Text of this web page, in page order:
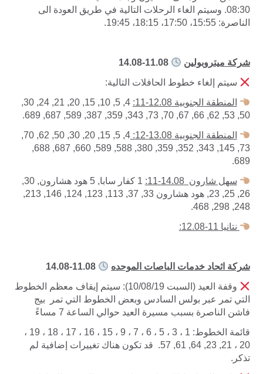
08:30. وسيتم الغاء الرحلات التالية في طريق العودة الى
الناصرة: 15:55، 17:50، 18:15، 19:45.
شركة ميتروبولين
11.08-14.08
سيتم إلغاء خطوط الحافلات التالية:
المنطقة الجنوبية 12.08-11:
4, 5, 10, 15, 20, 21, 24, 30,
50, 53, 62, 66, 67, 70, 73, 343, 359, 387, 589, 687, 689.
المنطقة الجنوبية 13.08-12:
4, 5, 15, 20, 30, 50, 62, 70,
73, 145, 343, 352, 359, 380, 588, 589, 660, 687, 688,
689.
سهل شارون 14.08-11:
1 كفار سابا, 5 هود هشارون, 30,
26, 25, 23, هود هشارون 33, 37, 113, 123, 124, 146, 213,
248, 298, 468.
نتانيا 11-12.08:
شركة اثحاد خدمات الباصات الموحده
11.08-14.08
وقفة العيد (السبت 10/08/19): سيتم إيقاف معظم الخطوط
التي تمر عبر بولس السادس وبعض الخطوط التي تمر بيج
فاشن الناصرة بسبب مسيرة العيد حوالي الساعة 7 مساءً
قائمة الخطوط: 1 ، 3 ، 5 ، 6 ، 7 ، 9 ، 15 ، 16 ، 17 ، 18 ، 19 ،
20 ، 21, 23, 64, 61, 57. قد تكون هناك تغييرات إضافية لم
تذكر.